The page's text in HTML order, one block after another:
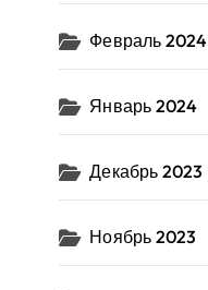
Февраль 2024
Январь 2024
Декабрь 2023
Ноябрь 2023